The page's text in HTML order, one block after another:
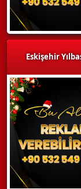
Eskişehir